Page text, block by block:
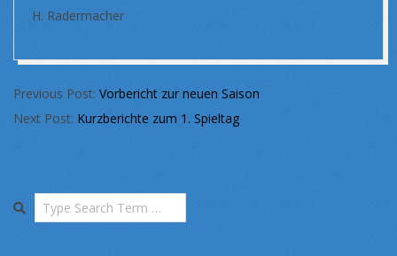
H. Radermacher
09-
01
Previous Post: Vorbericht zur neuen Saison
Next Post: Kurzberichte zum 1. Spieltag
Search